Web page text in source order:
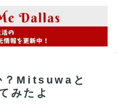
？Mitsuwaと
みたよ